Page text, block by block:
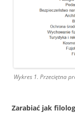
Wykres 1. Przeciętna
Zarabiać jak